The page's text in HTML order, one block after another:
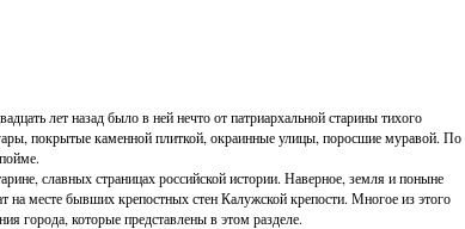
лет назад было в ней нечто от патриархальной старины тихого
покрытые каменной плиткой, окраинные улицы, поросшие муравой. По
славных страницах российской истории. Наверное, земля и поныне
месте бывших крепостных стен Калужской крепости. Многое из этого
города, которые представлены в этом разделе.